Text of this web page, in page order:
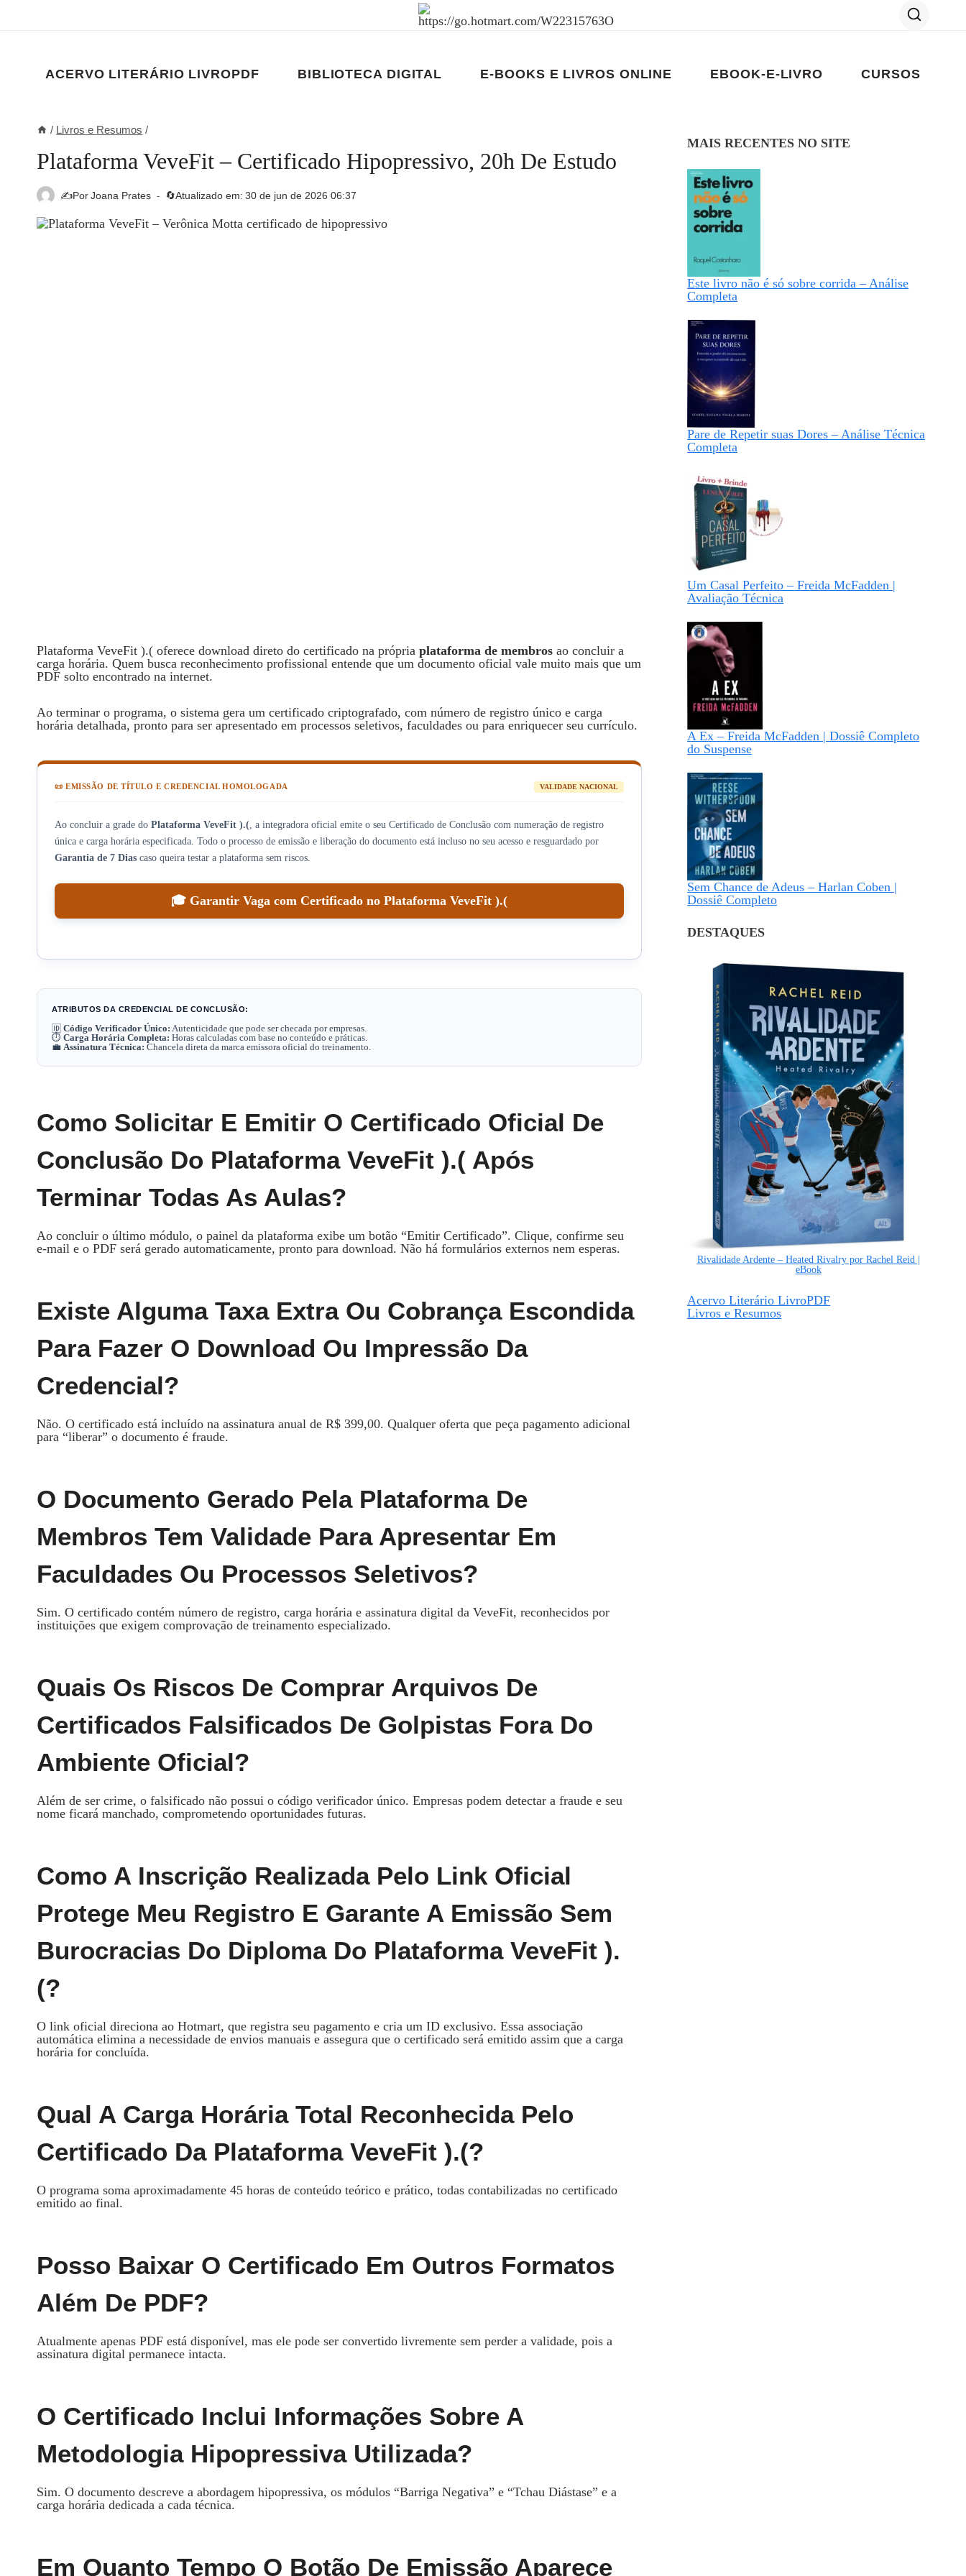
ACERVO LITERÁRIO LIVROPDF BIBLIOTECA DIGITAL E-BOOKS E LIVROS ONLINE EBOOK-E-LIVRO CURSOS
/ Livros e Resumos /
Plataforma VeveFit – Certificado Hipopressivo, 20h De Estudo
✍️PorJoana Prates 🔄Atualizado em: 30 de jun de 2026 06:37
Plataforma VeveFit ).( oferece download direto do certificado na própria plataforma de membros ao concluir a
carga horária. Quem busca reconhecimento profissional entende que um documento oficial vale muito mais que um
PDF solto encontrado na internet.
Ao terminar o programa, o sistema gera um certificado criptografado, com número de registro único e carga
horária detalhada, pronto para ser apresentado em processos seletivos, faculdades ou para enriquecer seu currículo.
📜 EMISSÃO DE TÍTULO E CREDENCIAL HOMOLOGADA VALIDADE NACIONAL
Ao concluir a grade do Plataforma VeveFit ).( , a integradora oficial emite o seu Certificado de Conclusão com numeração de registro
única e carga horária especificada. Todo o processo de emissão e liberação do documento está incluso no seu acesso e resguardado por
Garantia de 7 Dias caso queira testar a plataforma sem riscos.
🎓 Garantir Vaga com Certificado no Plataforma VeveFit ).(
ATRIBUTOS DA CREDENCIAL DE CONCLUSÃO:
🆔 Código Verificador Único: Autenticidade que pode ser checada por empresas.
⏱️ Carga Horária Completa: Horas calculadas com base no conteúdo e práticas.
💼 Assinatura Técnica: Chancela direta da marca emissora oficial do treinamento.
Como Solicitar E Emitir O Certificado Oficial De
Conclusão Do Plataforma VeveFit ).( Após
Terminar Todas As Aulas?
Ao concluir o último módulo, o painel da plataforma exibe um botão “Emitir Certificado”. Clique, confirme seu
e‑mail e o PDF será gerado automaticamente, pronto para download. Não há formulários externos nem esperas.
Existe Alguma Taxa Extra Ou Cobrança Escondida
Para Fazer O Download Ou Impressão Da
Credencial?
Não. O certificado está incluído na assinatura anual de R$ 399,00. Qualquer oferta que peça pagamento adicional
para “liberar” o documento é fraude.
O Documento Gerado Pela Plataforma De
Membros Tem Validade Para Apresentar Em
Faculdades Ou Processos Seletivos?
Sim. O certificado contém número de registro, carga horária e assinatura digital da VeveFit, reconhecidos por
instituições que exigem comprovação de treinamento especializado.
Quais Os Riscos De Comprar Arquivos De
Certificados Falsificados De Golpistas Fora Do
Ambiente Oficial?
Além de ser crime, o falsificado não possui o código verificador único. Empresas podem detectar a fraude e seu
nome ficará manchado, comprometendo oportunidades futuras.
Como A Inscrição Realizada Pelo Link Oficial
Protege Meu Registro E Garante A Emissão Sem
Burocracias Do Diploma Do Plataforma VeveFit ).
(?
O link oficial direciona ao Hotmart, que registra seu pagamento e cria um ID exclusivo. Essa associação
automática elimina a necessidade de envios manuais e assegura que o certificado será emitido assim que a carga
horária for concluída.
Qual A Carga Horária Total Reconhecida Pelo
Certificado Da Plataforma VeveFit ).(?
O programa soma aproximadamente 45 horas de conteúdo teórico e prático, todas contabilizadas no certificado
emitido ao final.
Posso Baixar O Certificado Em Outros Formatos
Além De PDF?
Atualmente apenas PDF está disponível, mas ele pode ser convertido livremente sem perder a validade, pois a
assinatura digital permanece intacta.
O Certificado Inclui Informações Sobre A
Metodologia Hipopressiva Utilizada?
Sim. O documento descreve a abordagem hipopressiva, os módulos “Barriga Negativa” e “Tchau Diástase” e a
carga horária dedicada a cada técnica.
Em Quanto Tempo O Botão De Emissão Aparece
MAIS RECENTES NO SITE
Este livro não é só sobre corrida – Análise
Completa
Pare de Repetir suas Dores – Análise Técnica
Completa
Um Casal Perfeito – Freida McFadden |
Avaliação Técnica
A Ex – Freida McFadden | Dossiê Completo
do Suspense
Sem Chance de Adeus – Harlan Coben |
Dossiê Completo
DESTAQUES
Rivalidade Ardente – Heated Rivalry por Rachel Reid |
eBook
Acervo Literário LivroPDF
Livros e Resumos